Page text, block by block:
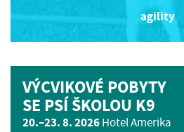
agility
VÝCVIKOVÉ POBYTY
SE PSÍ ŠKOLOU K9
20.–23. 8. 2026Hotel Amerika